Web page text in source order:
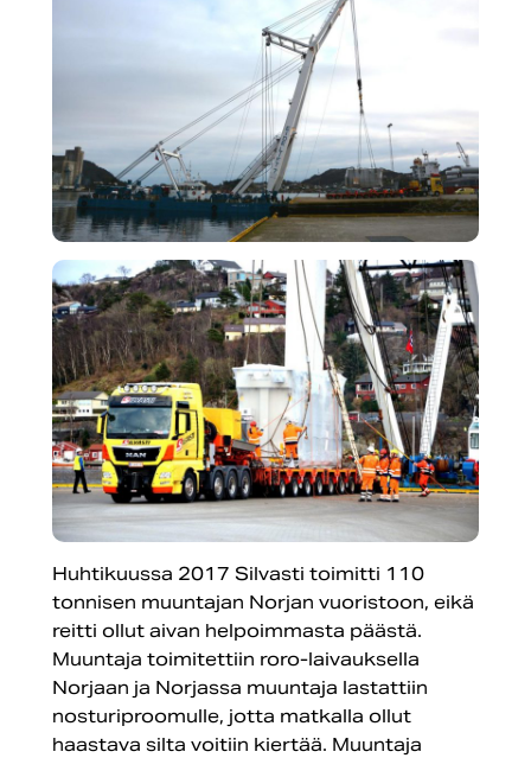
Huhtikuussa 2017 Silvasti toimitti 110
tonnisen muuntajan Norjan vuoristoon, eikä
reitti ollut aivan helpoimmasta päästä.
Muuntaja toimitettiin roro-laivauksella
Norjaan ja Norjassa muuntaja lastattiin
nosturiproomulle, jotta matkalla ollut
haastava silta voitiin kiertää. Muuntaja